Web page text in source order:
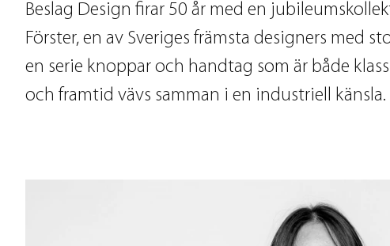
Beslag Design firar 50 år med en
Förster, en av Sveriges främsta designers med
en serie knoppar och handtag som är både
och framtid vävs samman i en industriell känsla.